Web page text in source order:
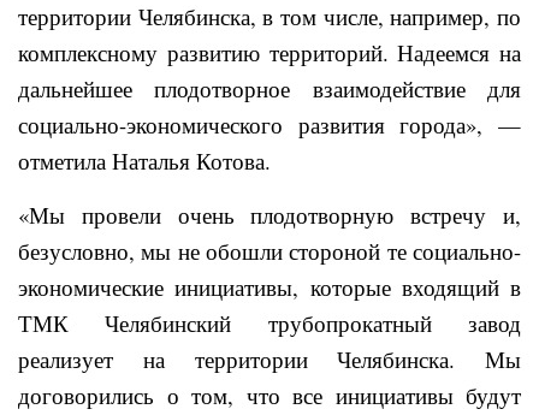
территории Челябинска, в том числе, например, по
комплексному развитию территорий. Надеемся на
дальнейшее плодотворное взаимодействие для
социально-экономического развития города», —
отметила Наталья Котова.
«Мы провели очень плодотворную встречу и,
безусловно, мы не обошли стороной те социально-
экономические инициативы, которые входящий в
ТМК Челябинский трубопрокатный завод
реализует на территории Челябинска. Мы
договорились о том, что все инициативы будут